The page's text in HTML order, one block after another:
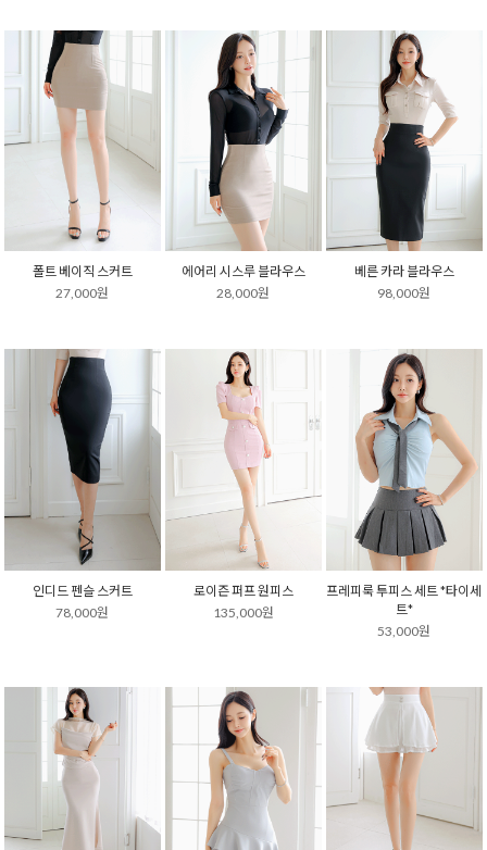
폴트 베이직 스커트
27,000원
에어리 시스루 블라우스
28,000원
베른 카라 블라우스
98,000원
인디드 펜슬 스커트
78,000원
로이즌 퍼프 원피스
135,000원
프레피룩 투피스 세트 *타이세
트*
53,000원